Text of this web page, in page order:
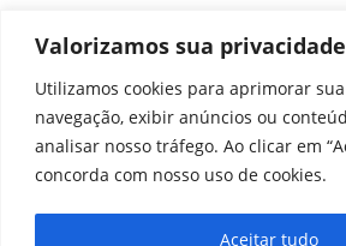
Valorizamos sua privacidade
Utilizamos cookies para aprimorar
navegação, exibir anúncios ou
analisar nosso tráfego. Ao clicar em
concorda com nosso uso de cookies.
Aceitar tudo